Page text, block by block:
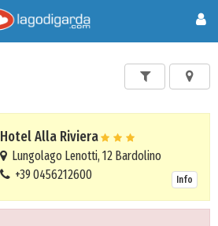
Hotel Alla Riviera
Lungolago Lenotti, 12 Bardolino
+39 0456212600
Info